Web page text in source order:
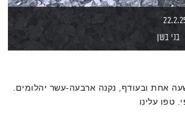
בני בשן
אחת ובעודף, נקנה ארבעה-עשר יהלומים.
טפו עלינו